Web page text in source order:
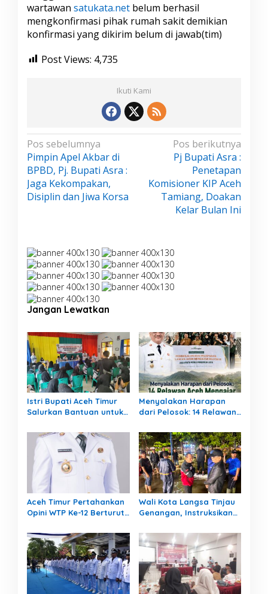
wartawan satukata.net belum berhasil
mengkonfirmasi pihak rumah sakit demikian
konfirmasi yang dikirim belum di jawab(tim)
Post Views: 4,735
Ikuti Kami
N
a
v
i
i
p
o
s
Pos sebelumnya
Pimpin Apel Akbar di
BPBD, Pj. Bupati Asra :
Jaga Kekompakan,
Disiplin dan Jiwa Korsa
Pos berikutnya
Pj Bupati Asra :
Penetapan
Komisioner KIP Aceh
Tamiang, Doakan
Kelar Bulan Ini
Jangan Lewatkan
Istri Bupati Aceh Timur
Salurkan Bantuan untuk
Banjir di Peureulak
Menyalakan Harapan
dari Pelosok: 14 Relawan
di Pedalaman Aceh
Tamiang
Aceh Timur Pertahankan
Opini WTP Ke-12 Berturut-
Wali Kota Langsa Tinjau
Genangan, Instruksikan